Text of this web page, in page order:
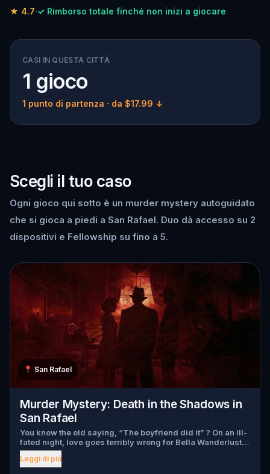
★ 4.7·✓ Rimborso totale finché non inizi a giocare
CASI IN QUESTA CITTÀ
1 gioco
1 punto di partenza · da $17.99 ↓
Scegli il tuo caso
Ogni gioco qui sotto è un murder mystery autoguidato
che si gioca a piedi a San Rafael. Duo dà accesso su 2
dispositivi e Fellowship su fino a 5.
📍 San Rafael
Murder Mystery: Death in the Shadows in
San Rafael
You know the old saying, “The boyfriend did it” ? On an ill-
fated night, love goes terribly wrong for Bella Wanderlust
and Walter Bridges . Bella, a famous travel blogger, was
found dead during a ghost tour led by the theatrical Percy
Leggi di più